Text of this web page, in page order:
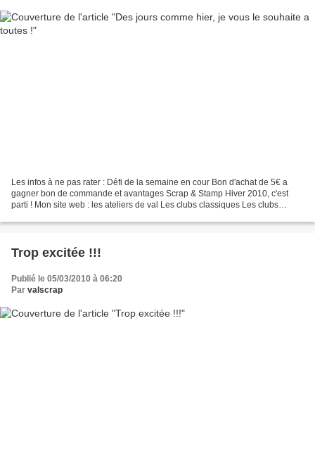
Les infos à ne pas rater : Défi de la semaine en cour Bon d'achat de 5€ a
gagner bon de commande et avantages Scrap & Stamp Hiver 2010, c'est
parti ! Mon site web : les ateliers de val Les clubs classiques Les clubs
Trop excitée !!!
Publié le 05/03/2010 à 06:20
Par valscrap